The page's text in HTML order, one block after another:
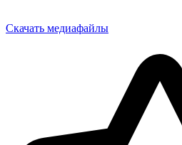
Скачать медиафайлы